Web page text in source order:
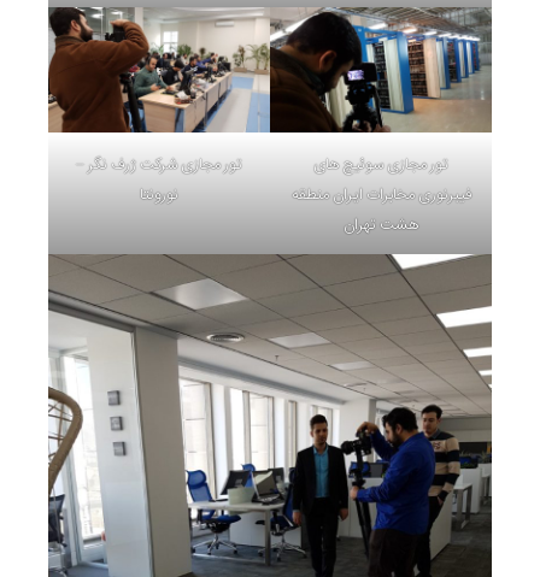
تور مجازی سوئیچ های
فیبرنوری مخابرات ایران منطقه
هشت تهران
تور مجازی شرکت ژرف نگر –
نورونتا